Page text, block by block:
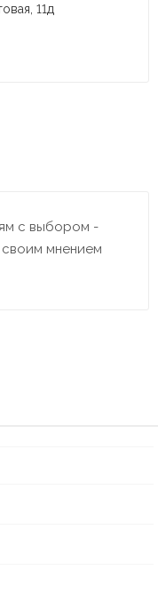
11д
с выбором -
своим мнением